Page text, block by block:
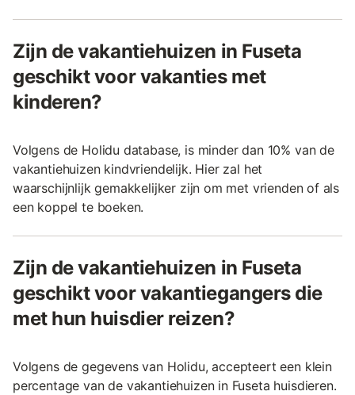
Zijn de vakantiehuizen in Fuseta
geschikt voor vakanties met
kinderen?
Volgens de Holidu database, is minder dan 10% van de
vakantiehuizen kindvriendelijk. Hier zal het
waarschijnlijk gemakkelijker zijn om met vrienden of als
een koppel te boeken.
Zijn de vakantiehuizen in Fuseta
geschikt voor vakantiegangers die
met hun huisdier reizen?
Volgens de gegevens van Holidu, accepteert een klein
percentage van de vakantiehuizen in Fuseta huisdieren.